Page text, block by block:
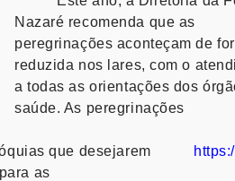
Nazaré recomenda que as
peregrinações aconteçam de
reduzida nos lares, com o
a todas as orientações dos
saúde. As peregrinações
que desejarem
as